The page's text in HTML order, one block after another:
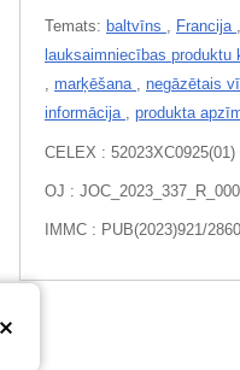
Temats: baltvīns Francija
lauksaimniecības produktu
marķēšana negāzētais
informācija
produkta
CELEX : 52023XC0925(01)
OJ :
IMMC : PUB(2023)921/